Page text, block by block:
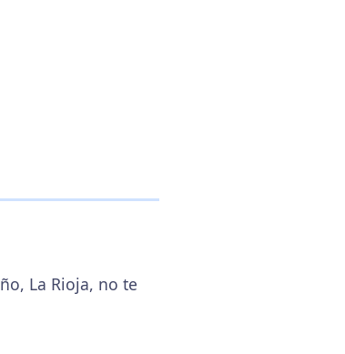
La Rioja, no te